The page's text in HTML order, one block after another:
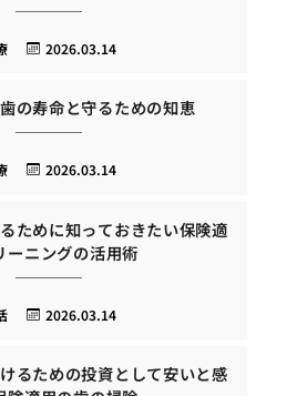
2026.03.14
の寿命と守るための知恵
2026.03.14
ために知っておきたい保険適
ーニングの活用術
2026.03.14
るための投資として安いと感